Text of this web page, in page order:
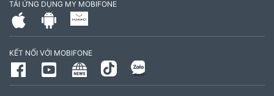
795497999
Giờ làm việc: Thứ 2 đến Thứ 6: Sáng 07:30 -
11:00 Chiều 13:30 đến 17:30 Thứ 7: Sáng 08:00
- 11:30 chiều 13:00 đến 17:00
TẢI ỨNG DỤNG MY MOBIFONE
KẾT NỐI VỚI MOBIFONE